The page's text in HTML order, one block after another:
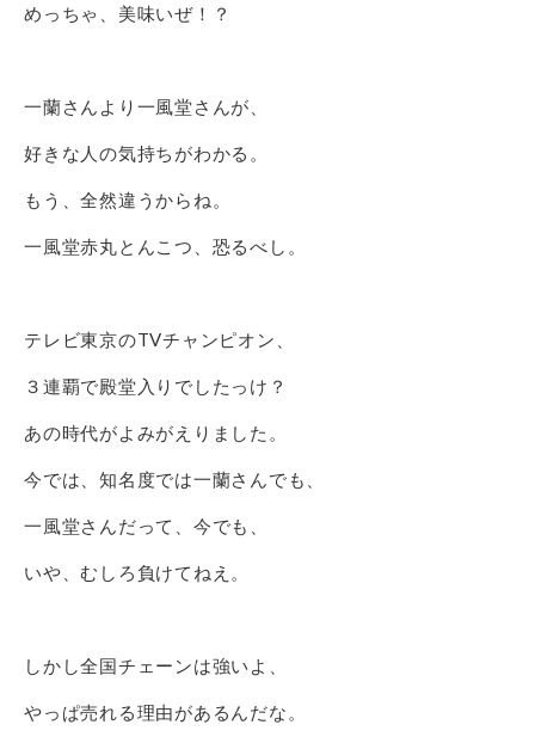
めっちゃ、美味いぜ！？
一蘭さんより一風堂さんが、
好きな人の気持ちがわかる。
もう、全然違うからね。
一風堂赤丸とんこつ、恐るべし。
テレビ東京のTVチャンピオン、
３連覇で殿堂入りでしたっけ？
あの時代がよみがえりました。
今では、知名度では一蘭さんでも、
一風堂さんだって、今でも、
いや、むしろ負けてねえ。
しかし全国チェーンは強いよ、
やっぱ売れる理由があるんだな。